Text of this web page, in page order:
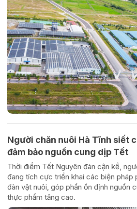
Người chăn nuôi Hà Tĩnh siết
đảm bảo nguồn cung dịp Tết
Thời điểm Tết Nguyên đán cận kề,
đang tích cực triển khai các biện pháp
đàn vật nuôi, góp phần ổn định nguồn
thực phẩm tăng cao.